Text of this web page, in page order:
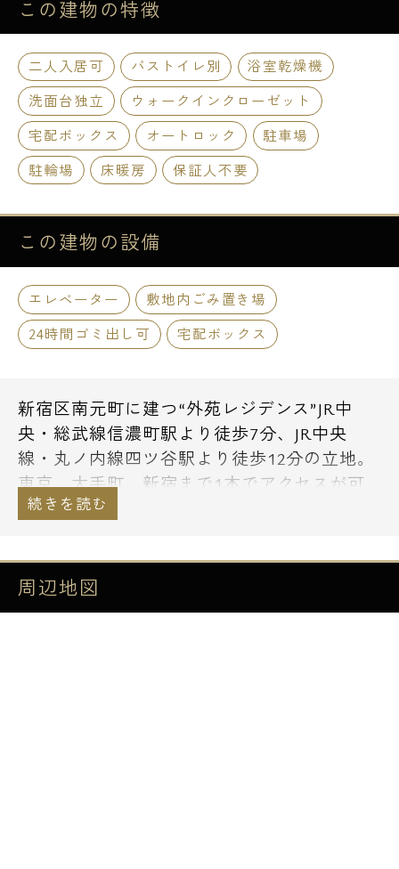
この建物の特徴
二人入居可 バストイレ別
浴室乾燥機
洗面台独立
ウォークインクローゼット
宅配ボックス
オートロック
駐車場
駐輪場
床暖房 保証人不要
この建物の設備
エレベーター
敷地内ごみ置き場
24時間ゴミ出し可
宅配ボックス
新宿区南元町に建つ“外苑レジデンス”JR中
央・総武線信濃町駅より徒歩7分、JR中央
線・丸ノ内線四ツ谷駅より徒歩12分の立地。
東京、大手町、新宿まで1本でアクセスが可
能です。マンション近くにはスーパー
もあり日用品のお買い物にも便利な住環境で
す。飲食店も多く外食派の方にもオススメで
す！1LDK・2LDKの間取りプランで2人入居
周辺地図